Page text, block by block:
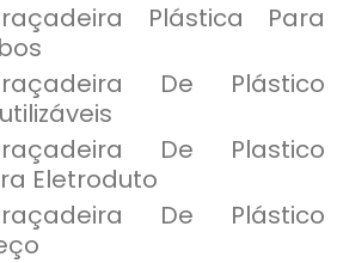
Plástica Para
De Plástico
De Plastico
Eletroduto
De Plástico